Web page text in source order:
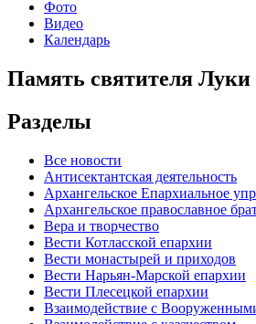
Фото
Видео
Календарь
Память святителя
Разделы
Все новости
Антисектантская деятельность
Архангельское Епархиальное
Архангельское православное
Вера и творчество
Вести Котласской епархии
Вести монастырей и приходов
Вести Нарьян-Марской епархии
Вести Плесецкой епархии
Взаимодействие с